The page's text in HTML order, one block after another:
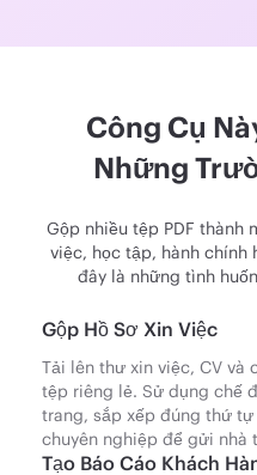
Công Cụ
Những
Gộp nhiều tệp PDF thành
việc, học tập, hành chính
đây là những tình
Gộp Hồ Sơ Xin Việc
Tải lên thư xin việc, CV
tệp riêng lẻ. Sử dụng chế
trang, sắp xếp đúng thứ
chuyên nghiệp để gửi nhà
Tạo Báo Cáo Khách